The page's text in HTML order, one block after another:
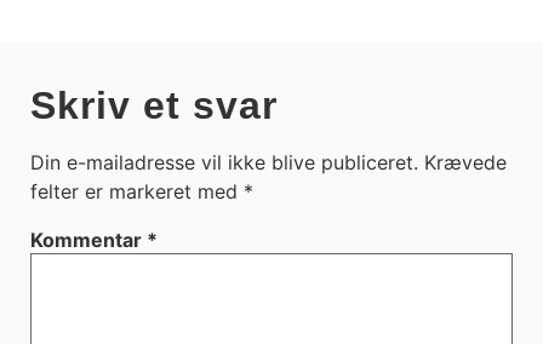
Skriv et svar
Din e-mailadresse vil ikke blive publiceret. Krævede
felter er markeret med *
Kommentar *